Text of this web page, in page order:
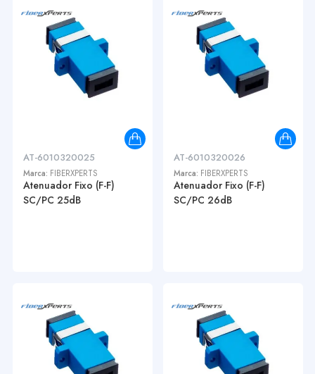
AT-6010320025
Marca: FIBERXPERTS
Atenuador Fixo (F-F)
SC/PC 25dB
AT-6010320026
Marca: FIBERXPERTS
Atenuador Fixo (F-F)
SC/PC 26dB